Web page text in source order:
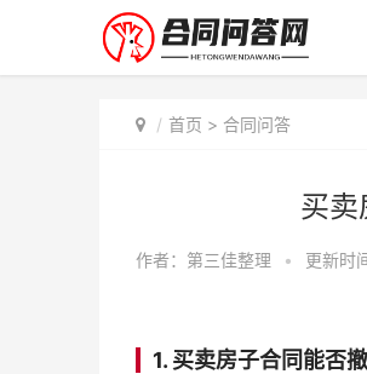
首页 > 合同问答
买卖
作者： 第三佳整理 • 更新时
1. 买卖房子合同能否撤